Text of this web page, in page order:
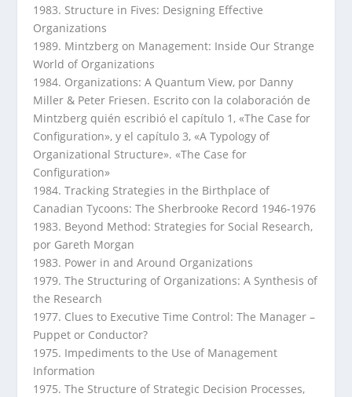
1983. Structure in Fives: Designing Effective
Organizations
1989. Mintzberg on Management: Inside Our Strange
World of Organizations
1984. Organizations: A Quantum View, por Danny
Miller & Peter Friesen. Escrito con la colaboración de
Mintzberg quién escribió el capítulo 1, «The Case for
Configuration», y el capítulo 3, «A Typology of
Organizational Structure». «The Case for
Configuration»
1984. Tracking Strategies in the Birthplace of
Canadian Tycoons: The Sherbrooke Record 1946-1976
1983. Beyond Method: Strategies for Social Research,
por Gareth Morgan
1983. Power in and Around Organizations
1979. The Structuring of Organizations: A Synthesis of
the Research
1977. Clues to Executive Time Control: The Manager –
Puppet or Conductor?
1975. Impediments to the Use of Management
Information
1975. The Structure of Strategic Decision Processes,